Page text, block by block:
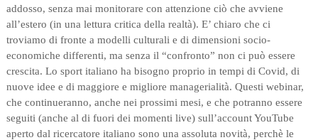
addosso, senza mai monitorare con attenzione ciò che avviene
all’estero (in una lettura critica della realtà). E’ chiaro che ci
troviamo di fronte a modelli culturali e di dimensioni socio-
economiche differenti, ma senza il “confronto” non ci può essere
crescita. Lo sport italiano ha bisogno proprio in tempi di Covid, di
nuove idee e di maggiore e migliore managerialità. Questi webinar,
che continueranno, anche nei prossimi mesi, e che potranno essere
seguiti (anche al di fuori dei momenti live) sull’account YouTube
aperto dal ricercatore italiano sono una assoluta novità, perchè le